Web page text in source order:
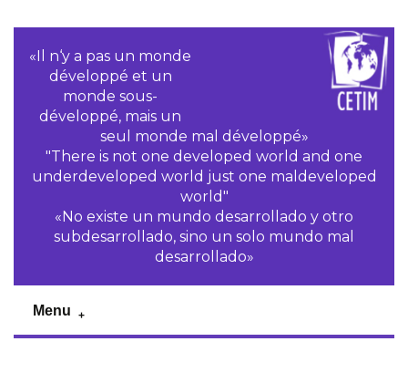
«Il n‘y a pas un monde
développé et un
monde sous-
développé, mais un
seul monde mal développé»
"There is not one developed world and one
underdeveloped world just one maldeveloped
world"
«No existe un mundo desarrollado y otro
subdesarrollado, sino un solo mundo mal
desarrollado»
Menu